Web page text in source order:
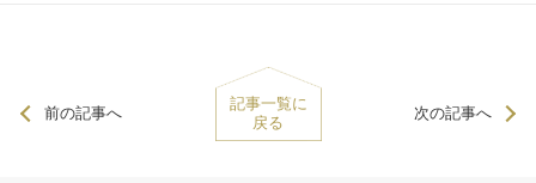
前の記事へ
記事一覧に
戻る
次の記事へ